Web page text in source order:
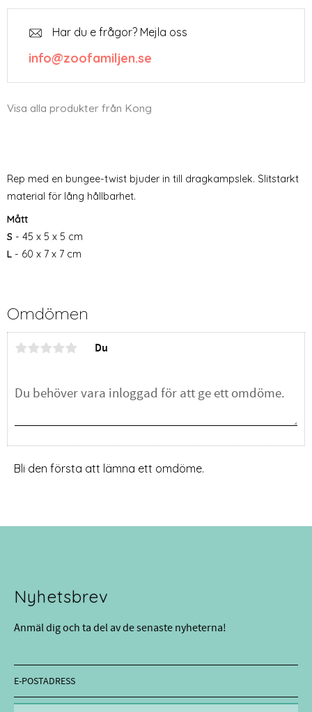
Har du e frågor? Mejla oss
info@zoofamiljen.se
Visa alla produkter från Kong
Rep med en bungee-twist bjuder in till dragkampslek. Slitstarkt
material för lång hållbarhet.
Mått
S - 45 x 5 x 5 cm
L - 60 x 7 x 7 cm
Omdömen
Du
Bli den första att lämna ett omdöme.
Nyhetsbrev
Anmäl dig och ta del av de senaste nyheterna!